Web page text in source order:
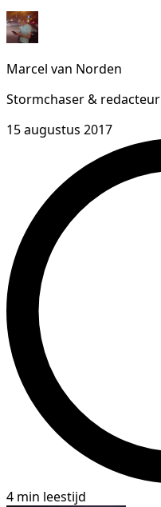
Marcel van Norden
Stormchaser & redacteur
15 augustus 2017
4 min leestijd